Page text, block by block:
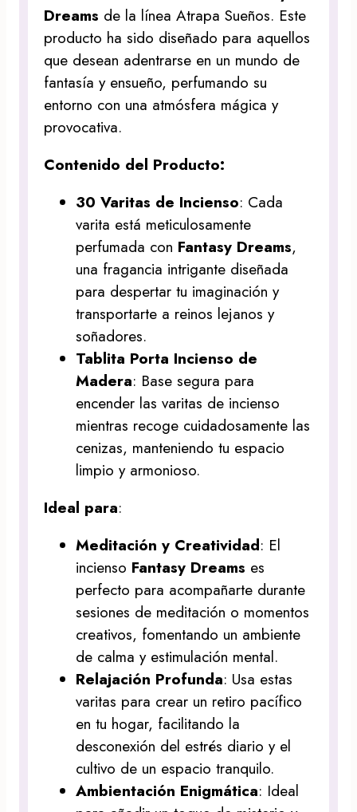
Dreams de la línea Atrapa Sueños. Este
producto ha sido diseñado para aquellos
que desean adentrarse en un mundo de
fantasía y ensueño, perfumando su
entorno con una atmósfera mágica y
provocativa.
Contenido del Producto:
30 Varitas de Incienso: Cada
varita está meticulosamente
perfumada con Fantasy Dreams,
una fragancia intrigante diseñada
para despertar tu imaginación y
transportarte a reinos lejanos y
soñadores.
Tablita Porta Incienso de
Madera: Base segura para
encender las varitas de incienso
mientras recoge cuidadosamente las
cenizas, manteniendo tu espacio
limpio y armonioso.
Ideal para:
Meditación y Creatividad: El
incienso Fantasy Dreams es
perfecto para acompañarte durante
sesiones de meditación o momentos
creativos, fomentando un ambiente
de calma y estimulación mental.
Relajación Profunda: Usa estas
varitas para crear un retiro pacífico
en tu hogar, facilitando la
desconexión del estrés diario y el
cultivo de un espacio tranquilo.
Ambientación Enigmática: Ideal